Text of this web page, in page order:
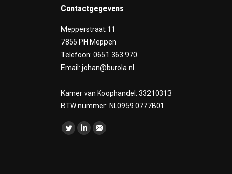
Contactgegevens
Mepperstraat 11
7855 PH Meppen
Telefoon: 0651 363 970
Email: johan@burola.nl
Kamer van Koophandel: 33210313
BTW nummer: NL0959.0777B01
Vind ons op:
TwitterLinkedin
Mail